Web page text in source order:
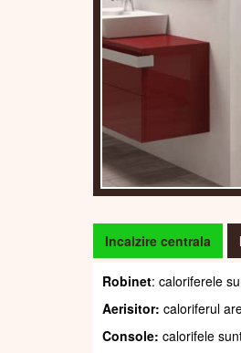
Incalzire centrala
Robinet: caloriferele
Aerisitor: caloriferul
Console: calorifele